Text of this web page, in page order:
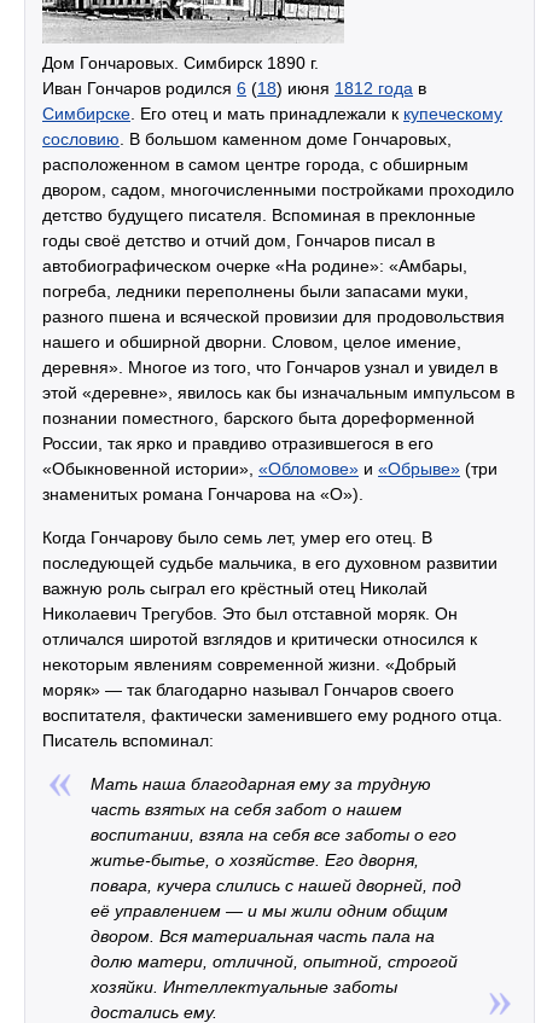
Дом Гончаровых. Симбирск 1890 г.
Иван Гончаров родился 6 (18) июня 1812 года в
Симбирске . Его отец и мать принадлежали к купеческому
сословию . В большом каменном доме Гончаровых,
расположенном в самом центре города, с обширным
двором, садом, многочисленными постройками проходило
детство будущего писателя. Вспоминая в преклонные
годы своё детство и отчий дом, Гончаров писал в
автобиографическом очерке «На родине»: «Амбары,
погреба, ледники переполнены были запасами муки,
разного пшена и всяческой провизии для продовольствия
нашего и обширной дворни. Словом, целое имение,
деревня». Многое из того, что Гончаров узнал и увидел в
этой «деревне», явилось как бы изначальным импульсом в
познании поместного, барского быта дореформенной
России, так ярко и правдиво отразившегося в его
«Обыкновенной истории», «Обломове» и «Обрыве» (три
знаменитых романа Гончарова на «О»).
Когда Гончарову было семь лет, умер его отец. В
последующей судьбе мальчика, в его духовном развитии
важную роль сыграл его крёстный отец Николай
Николаевич Трегубов. Это был отставной моряк. Он
отличался широтой взглядов и критически относился к
некоторым явлениям современной жизни. «Добрый
моряк» — так благодарно называл Гончаров своего
воспитателя, фактически заменившего ему родного отца.
Писатель вспоминал:
Мать наша благодарная ему за трудную
часть взятых на себя забот о нашем
воспитании, взяла на себя все заботы о его
житье-бытье, о хозяйстве. Его дворня,
повара, кучера слились с нашей дворней, под
её управлением — и мы жили одним общим
двором. Вся материальная часть пала на
долю матери, отличной, опытной, строгой
хозяйки. Интеллектуальные заботы
достались ему.